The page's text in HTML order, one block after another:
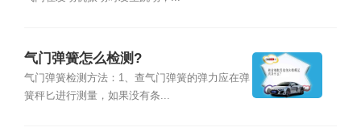
气门弹簧怎么检测?
气门弹簧检测方法：1、查气门弹簧的弹力应在弹
簧秤匕进行测量，如果没有条...